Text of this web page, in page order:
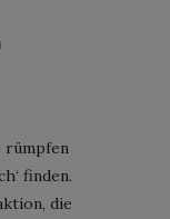
rümpfen
finden.
die